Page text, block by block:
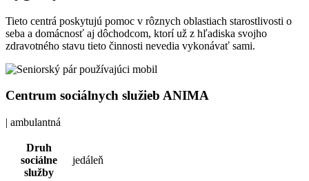
Tieto centrá poskytujú pomoc v rôznych oblastiach starostlivosti o
seba a domácnosť aj dôchodcom, ktorí už z hľadiska svojho
zdravotného stavu tieto činnosti nevedia vykonávať sami.
Centrum sociálnych služieb ANIMA
| ambulantná
Druh
sociálne
služby
jedáleň